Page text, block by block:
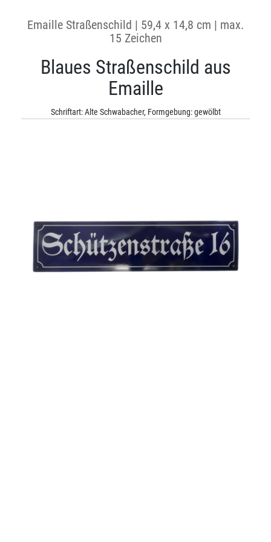
Emaille Straßenschild | 59,4 x 14,8 cm | max.
15 Zeichen
Blaues Straßenschild aus
Emaille
Schriftart: Alte Schwabacher, Formgebung: gewölbt